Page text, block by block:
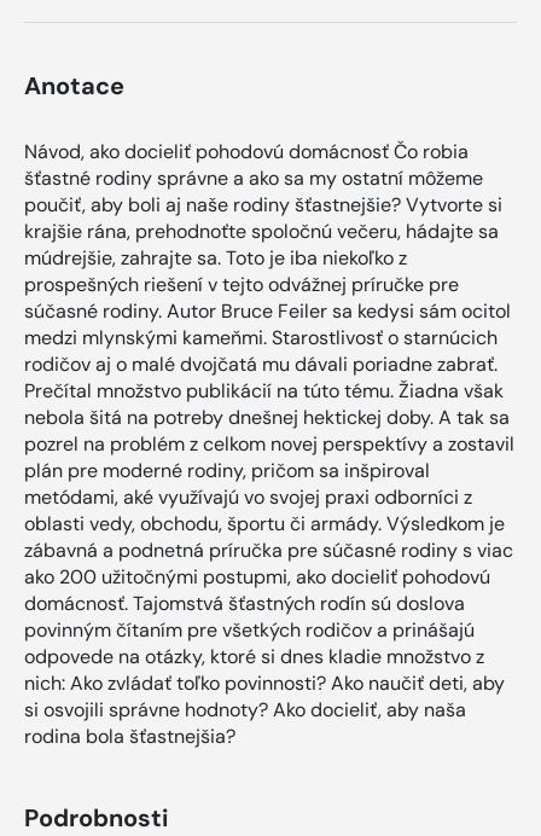
Anotace
Návod, ako docieliť pohodovú domácnosť Čo robia
šťastné rodiny správne a ako sa my ostatní môžeme
poučiť, aby boli aj naše rodiny šťastnejšie? Vytvorte si
krajšie rána, prehodnoťte spoločnú večeru, hádajte sa
múdrejšie, zahrajte sa. Toto je iba niekoľko z
prospešných riešení v tejto odvážnej príručke pre
súčasné rodiny. Autor Bruce Feiler sa kedysi sám ocitol
medzi mlynskými kameňmi. Starostlivosť o starnúcich
rodičov aj o malé dvojčatá mu dávali poriadne zabrať.
Prečítal množstvo publikácií na túto tému. Žiadna však
nebola šitá na potreby dnešnej hektickej doby. A tak sa
pozrel na problém z celkom novej perspektívy a zostavil
plán pre moderné rodiny, pričom sa inšpiroval
metódami, aké využívajú vo svojej praxi odborníci z
oblasti vedy, obchodu, športu či armády. Výsledkom je
zábavná a podnetná príručka pre súčasné rodiny s viac
ako 200 užitočnými postupmi, ako docieliť pohodovú
domácnosť. Tajomstvá šťastných rodín sú doslova
povinným čítaním pre všetkých rodičov a prinášajú
odpovede na otázky, ktoré si dnes kladie množstvo z
nich: Ako zvládať toľko povinnosti? Ako naučiť deti, aby
si osvojili správne hodnoty? Ako docieliť, aby naša
rodina bola šťastnejšia?
Podrobnosti